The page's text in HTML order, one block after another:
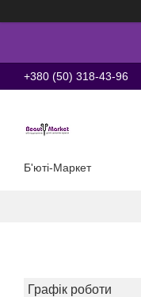
+380 (50) 318-43-96
Б'юті-Маркет
Графік роботи